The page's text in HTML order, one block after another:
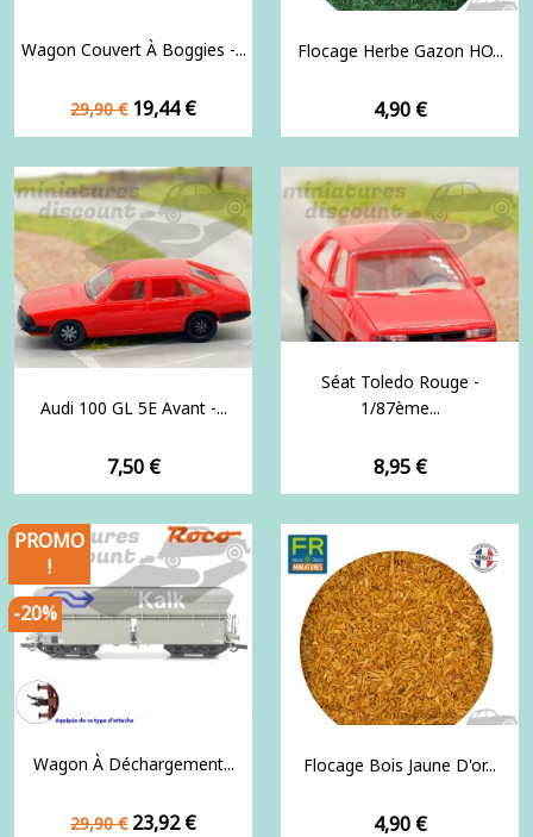
Wagon Couvert À Boggies -...
Prix
de
29,90 € Prix
19,44 €
Flocage Herbe Gazon HO...
Prix
4,90 €
Audi 100 GL 5E Avant -...
Prix
7,50 €
Séat Toledo Rouge -
1/87ème...
Prix
8,95 €
Wagon À Déchargement...
Prix
29,90 € Prix
23,92 €
PROMO
!
-20%
Flocage Bois Jaune D'or...
Prix
4,90 €